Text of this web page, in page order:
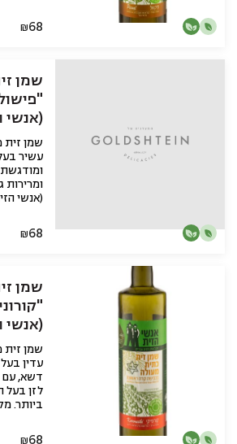
₪68
שמן
(אנשי
שמן זית
עשיר
(אנשי
₪68
שמן
(אנשי
שמן זית
עדין
דשא, עם
לזן בעל
ביותר.
₪68